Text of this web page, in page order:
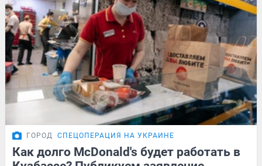
ГОРОД СПЕЦОПЕРАЦИЯ НА УКРАИНЕ
Как долго McDonald's будет работать в